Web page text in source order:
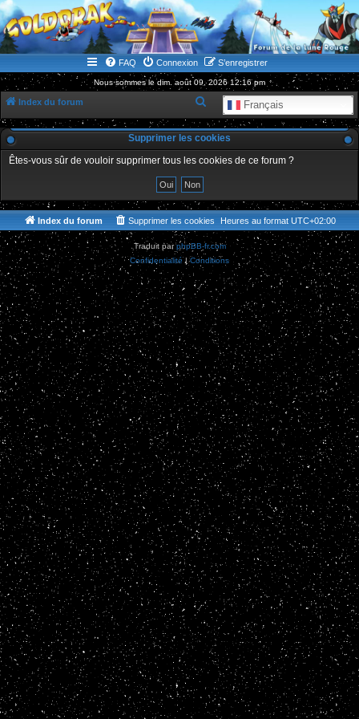
WWW.GOLDORAKGO.COM
le site de la Lune Rouge
FAQ Connexion S’enregistrer
Nous sommes le dim. août 09, 2026 12:16 pm
Index du forum Français
e
c
h
h
e
r
Supprimer les cookies
Êtes-vous sûr de vouloir supprimer tous les cookies de ce forum ?
Index du forum Heures au format UTC+02:00
Supprimer les cookies
Traduit parphpBB-fr.com
Confidentialité|Conditions